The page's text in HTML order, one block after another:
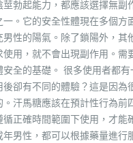
莖勃起能力，都應該選擇無
一。它的安全性體現在多個
性的陽氣。除了鎖陽外，其
使用，就不會出現副作用。
安全的基礎。 很多使用者都
後卻有不同的體驗？這是因
。汗馬糖應該在預計性行為
循正確時間範圍下使用，才
年男性，都可以根據藥量進